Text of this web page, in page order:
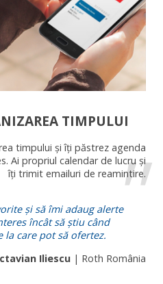
TIMPULUI
timpului și îți păstrez agenda
Ai propriul calendar de lucru și
îți trimit emailuri de reamintire.
și să îmi adaug alerte
încât să știu când
la care pot să ofertez.
Iliescu | Roth România